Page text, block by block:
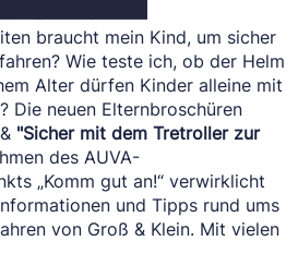
braucht mein Kind, um sicher
Wie teste ich, ob der Helm
Alter dürfen Kinder alleine mit
Die neuen Elternbroschüren
"Sicher mit dem Tretroller zur
des AUVA-
„Komm gut an!“ verwirklicht
und Tipps rund ums
von Groß & Klein. Mit vielen